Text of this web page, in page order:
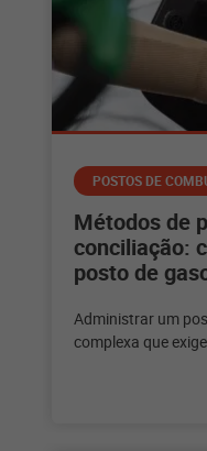
POSTOS DE
Métodos de
conciliação:
posto de
Administrar um
complexa que